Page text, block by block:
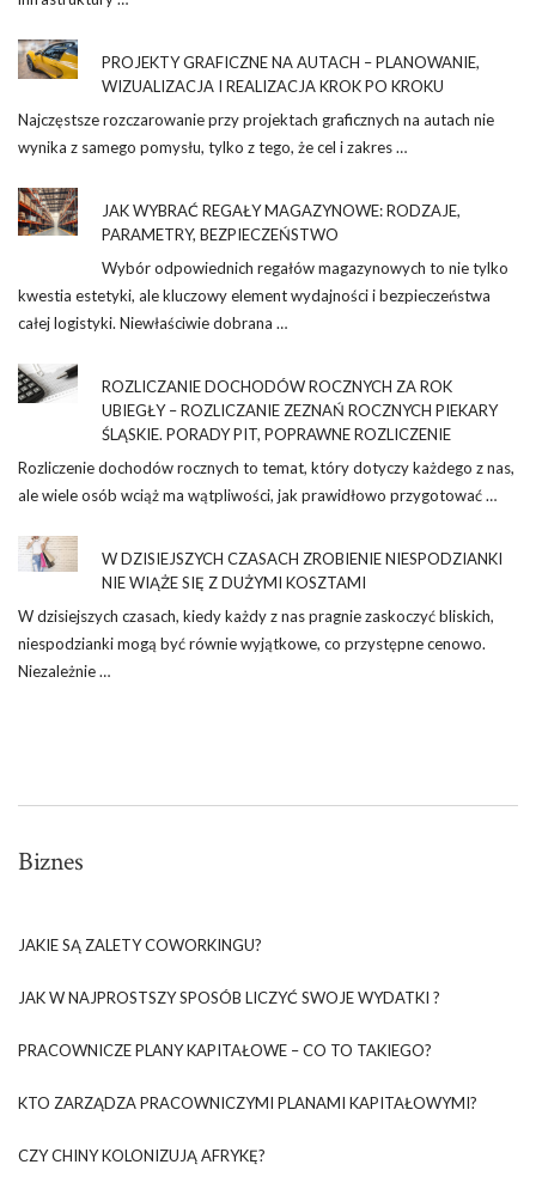
PROJEKTY GRAFICZNE NA AUTACH – PLANOWANIE,
WIZUALIZACJA I REALIZACJA KROK PO KROKU
Najczęstsze rozczarowanie przy projektach graficznych na autach nie
wynika z samego pomysłu, tylko z tego, że cel i zakres …
JAK WYBRAĆ REGAŁY MAGAZYNOWE: RODZAJE,
PARAMETRY, BEZPIECZEŃSTWO
Wybór odpowiednich regałów magazynowych to nie tylko
kwestia estetyki, ale kluczowy element wydajności i bezpieczeństwa
całej logistyki. Niewłaściwie dobrana …
ROZLICZANIE DOCHODÓW ROCZNYCH ZA ROK
UBIEGŁY – ROZLICZANIE ZEZNAŃ ROCZNYCH PIEKARY
ŚLĄSKIE. PORADY PIT, POPRAWNE ROZLICZENIE
Rozliczenie dochodów rocznych to temat, który dotyczy każdego z nas,
ale wiele osób wciąż ma wątpliwości, jak prawidłowo przygotować …
W DZISIEJSZYCH CZASACH ZROBIENIE NIESPODZIANKI
NIE WIĄŻE SIĘ Z DUŻYMI KOSZTAMI
W dzisiejszych czasach, kiedy każdy z nas pragnie zaskoczyć bliskich,
niespodzianki mogą być równie wyjątkowe, co przystępne cenowo.
Niezależnie …
Biznes
JAKIE SĄ ZALETY COWORKINGU?
JAK W NAJPROSTSZY SPOSÓB LICZYĆ SWOJE WYDATKI ?
PRACOWNICZE PLANY KAPITAŁOWE – CO TO TAKIEGO?
KTO ZARZĄDZA PRACOWNICZYMI PLANAMI KAPITAŁOWYMI?
CZY CHINY KOLONIZUJĄ AFRYKĘ?